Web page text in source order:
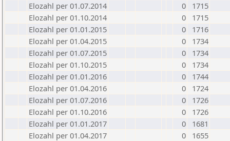
Elozahl per 01.07.2014
0
1715
Elozahl per 01.10.2014
0
1715
Elozahl per 01.01.2015
0
1716
Elozahl per 01.04.2015
0
1734
Elozahl per 01.07.2015
0
1734
Elozahl per 01.10.2015
0
1734
Elozahl per 01.01.2016
0
1744
Elozahl per 01.04.2016
0
1724
Elozahl per 01.07.2016
0
1726
Elozahl per 01.10.2016
0
1726
Elozahl per 01.01.2017
0
1681
Elozahl per 01.04.2017
0
1655